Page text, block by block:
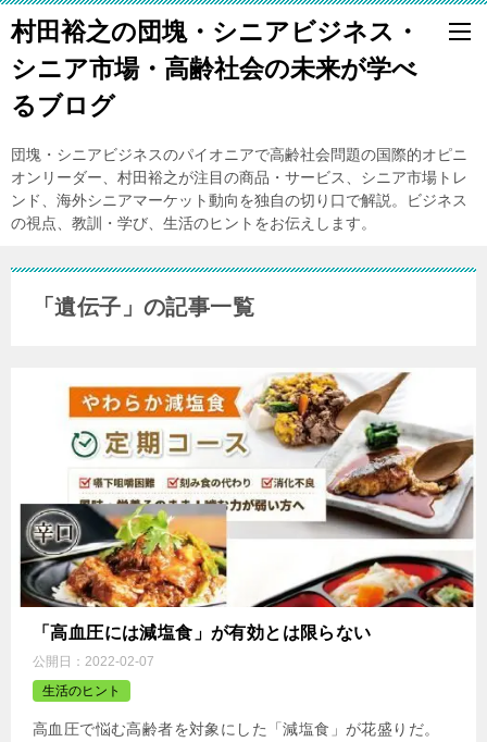
村田裕之の団塊・シニアビジネス・
シニア市場・高齢社会の未来が学べ
るブログ
団塊・シニアビジネスのパイオニアで高齢社会問題の国際的オピニ
オンリーダー、村田裕之が注目の商品・サービス、シニア市場トレ
ンド、海外シニアマーケット動向を独自の切り口で解説。ビジネス
の視点、教訓・学び、生活のヒントをお伝えします。
「遺伝子」の記事一覧
「高血圧には減塩食」が有効とは限らない
公開日： 2022-02-07
生活のヒント
高血圧で悩む高齢者を対象にした「減塩食」が花盛りだ。